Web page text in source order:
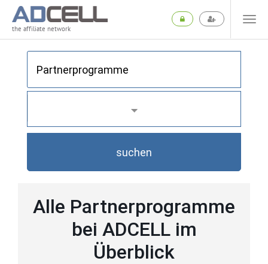
the affiliate network
suchen
Alle Partnerprogramme
bei ADCELL im
Überblick